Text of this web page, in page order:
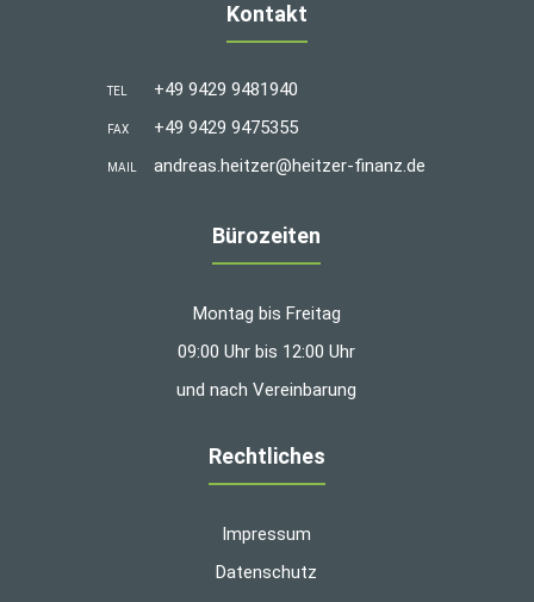
Kontakt
TEL +49 9429 9481940
FAX +49 9429 9475355
MAIL andreas.heitzer@heitzer-finanz.de
Bürozeiten
Montag bis Freitag
09:00 Uhr bis 12:00 Uhr
und nach Vereinbarung
Rechtliches
Impressum
Datenschutz